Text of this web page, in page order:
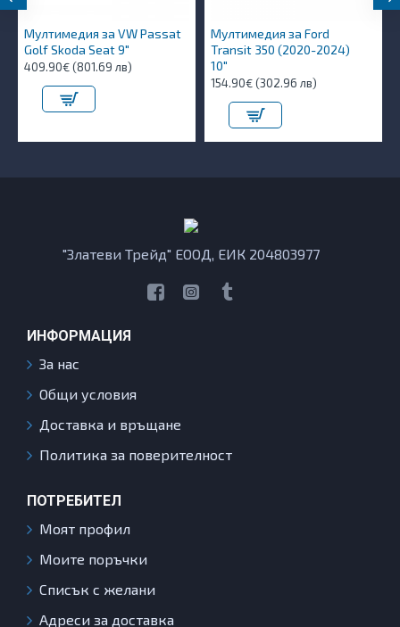
Мултимедия за VW Passat
Golf Skoda Seat 9"
409.90€ (801.69 лв)
Мултимедия за Ford
Transit 350 (2020-2024)
10″
154.90€ (302.96 лв)
"Златеви Трейд" ЕООД, ЕИК 204803977
ИНФОРМАЦИЯ
За нас
Общи условия
Доставка и връщане
Политика за поверителност
ПОТРЕБИТЕЛ
Моят профил
Моите поръчки
Списък с желани
Адреси за доставка